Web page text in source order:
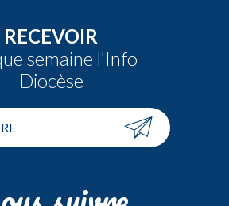
RECEVOIR
semaine l'Info
Diocèse